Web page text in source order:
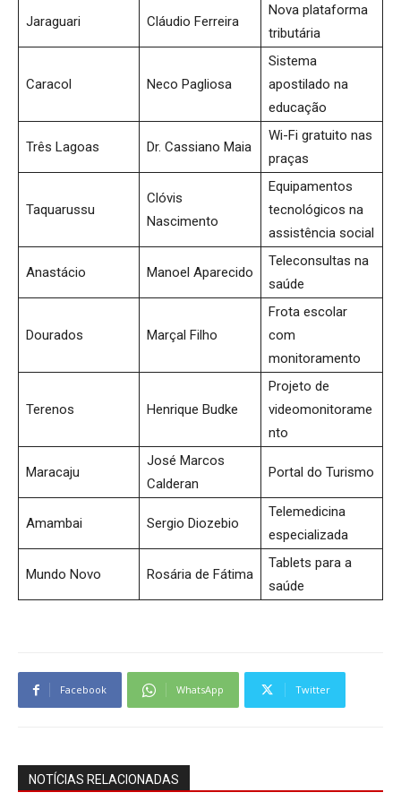
Jaraguari Cláudio Ferreira
Nova plataforma
tributária
Caracol Neco Pagliosa
Sistema
apostilado na
educação
Três Lagoas Dr. Cassiano Maia
Wi-Fi gratuito nas
praças
Taquarussu
Clóvis
Nascimento
Equipamentos
tecnológicos na
assistência social
Anastácio Manoel Aparecido
Teleconsultas na
saúde
Dourados Marçal Filho
Frota escolar
com
monitoramento
Terenos Henrique Budke
Projeto de
videomonitorame
nto
Maracaju
José Marcos
Calderan
Portal do Turismo
Amambai Sergio Diozebio
Telemedicina
especializada
Mundo Novo Rosária de Fátima
Tablets para a
saúde
Facebook WhatsApp Twitter
NOTÍCIAS RELACIONADAS